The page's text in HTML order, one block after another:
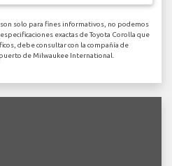
solo para fines informativos, no podemos
exactas de Toyota Corolla que
debe consultar con la compañía de
de Milwaukee International.